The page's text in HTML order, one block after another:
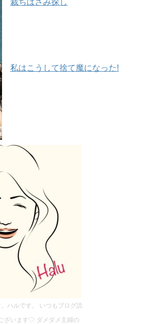
私はこうして捨て魔になった!
ハルです。 いつもブログ読
ざいます♡ ダメダメ主婦の